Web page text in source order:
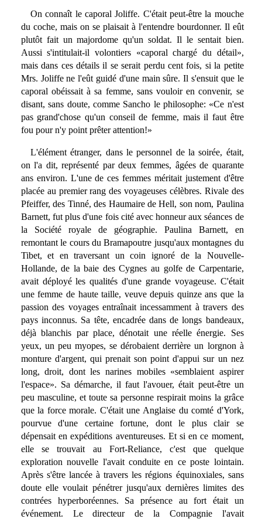
On connaît le caporal Joliffe. C'était peut-être la mouche
du coche, mais on se plaisait à l'entendre bourdonner. Il eût
plutôt fait un majordome qu'un soldat. Il le sentait bien.
Aussi s'intitulait-il volontiers «caporal chargé du détail»,
mais dans ces détails il se serait perdu cent fois, si la petite
Mrs. Joliffe ne l'eût guidé d'une main sûre. Il s'ensuit que le
caporal obéissait à sa femme, sans vouloir en convenir, se
disant, sans doute, comme Sancho le philosophe: «Ce n'est
pas grand'chose qu'un conseil de femme, mais il faut être
fou pour n'y point prêter attention!»
L'élément étranger, dans le personnel de la soirée, était,
on l'a dit, représenté par deux femmes, âgées de quarante
ans environ. L'une de ces femmes méritait justement d'être
placée au premier rang des voyageuses célèbres. Rivale des
Pfeiffer, des Tinné, des Haumaire de Hell, son nom, Paulina
Barnett, fut plus d'une fois cité avec honneur aux séances de
la Société royale de géographie. Paulina Barnett, en
remontant le cours du Bramapoutre jusqu'aux montagnes du
Tibet, et en traversant un coin ignoré de la Nouvelle-
Hollande, de la baie des Cygnes au golfe de Carpentarie,
avait déployé les qualités d'une grande voyageuse. C'était
une femme de haute taille, veuve depuis quinze ans que la
passion des voyages entraînait incessamment à travers des
pays inconnus. Sa tête, encadrée dans de longs bandeaux,
déjà blanchis par place, dénotait une réelle énergie. Ses
yeux, un peu myopes, se dérobaient derrière un lorgnon à
monture d'argent, qui prenait son point d'appui sur un nez
long, droit, dont les narines mobiles «semblaient aspirer
l'espace». Sa démarche, il faut l'avouer, était peut-être un
peu masculine, et toute sa personne respirait moins la grâce
que la force morale. C'était une Anglaise du comté d'York,
pourvue d'une certaine fortune, dont le plus clair se
dépensait en expéditions aventureuses. Et si en ce moment,
elle se trouvait au Fort-Reliance, c'est que quelque
exploration nouvelle l'avait conduite en ce poste lointain.
Après s'être lancée à travers les régions équinoxiales, sans
doute elle voulait pénétrer jusqu'aux dernières limites des
contrées hyperboréennes. Sa présence au fort était un
événement. Le directeur de la Compagnie l'avait